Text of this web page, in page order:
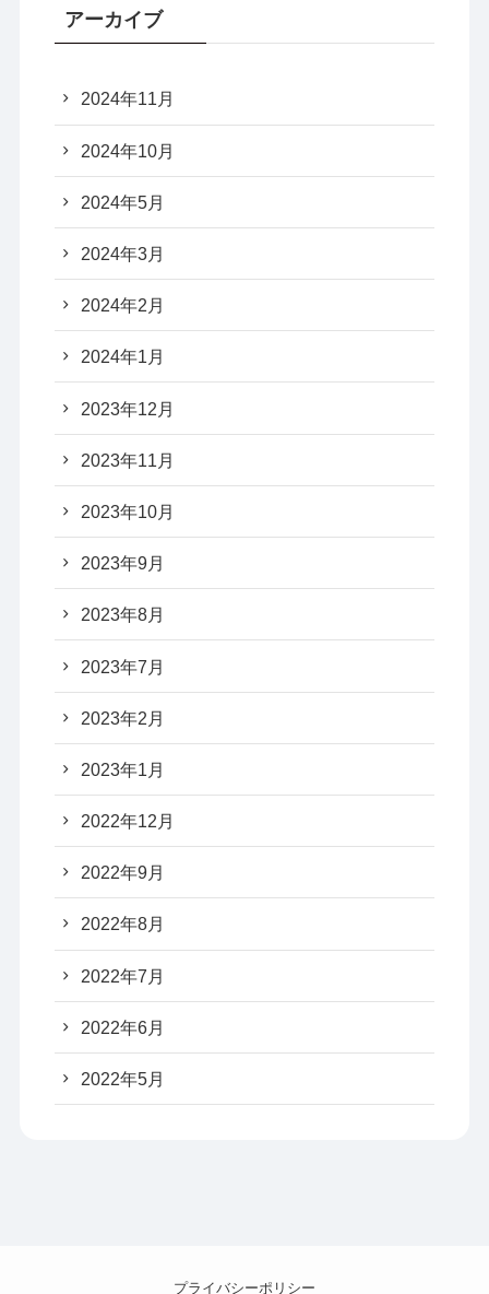
アーカイブ
2024年11月
2024年10月
2024年5月
2024年3月
2024年2月
2024年1月
2023年12月
2023年11月
2023年10月
2023年9月
2023年8月
2023年7月
2023年2月
2023年1月
2022年12月
2022年9月
2022年8月
2022年7月
2022年6月
2022年5月
プライバシーポリシー